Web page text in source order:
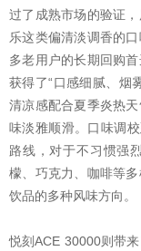
过了成熟市场的验证
乐这类偏清淡调香的
多老用户的长期回购
获得了“口感细腻、烟
清凉感配合夏季炎热
味淡雅顺滑。口味调
路线，对于不习惯强
檬、巧克力、咖啡等
饮品的多种风味方向。
悦刻ACE 30000则带